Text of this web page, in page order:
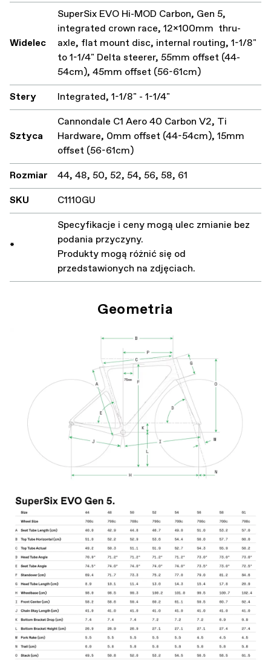
Widelec
SuperSix EVO Hi-MOD Carbon, Gen 5,
integrated crown race, 12x100mm thru-
axle, flat mount disc, internal routing, 1-1/8"
to 1-1/4" Delta steerer, 55mm offset (44-
54cm), 45mm offset (56-61cm)
Stery
Integrated, 1-1/8" - 1-1/4"
Sztyca
Cannondale C1 Aero 40 Carbon V2, Ti
Hardware, 0mm offset (44-54cm), 15mm
offset (56-61cm)
Rozmiar
44, 48, 50, 52, 54, 56, 58, 61
SKU
C1110GU
*
Specyfikacje i ceny mogą ulec zmianie bez
podania przyczyny.
Produkty mogą różnić się od
przedstawionych na zdjęciach.
Geometria